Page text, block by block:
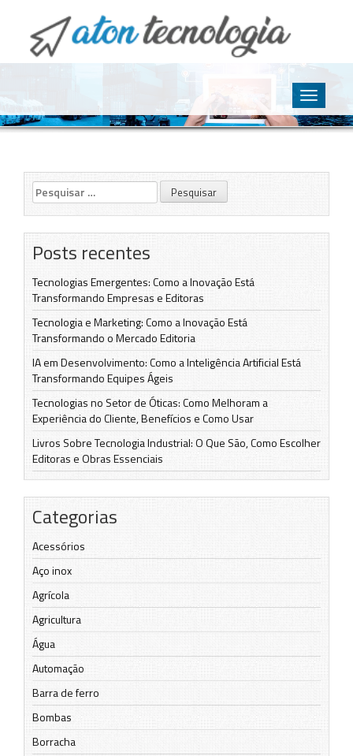
O point da Tecnologia
Toggle
Pesquisar
por:
Posts recentes
Tecnologias Emergentes: Como a Inovação Está
Transformando Empresas e Editoras
Tecnologia e Marketing: Como a Inovação Está
Transformando o Mercado Editoria
IA em Desenvolvimento: Como a Inteligência Artificial Está
Transformando Equipes Ágeis
Tecnologias no Setor de Óticas: Como Melhoram a
Experiência do Cliente, Benefícios e Como Usar
Livros Sobre Tecnologia Industrial: O Que São, Como Escolher
Editoras e Obras Essenciais
Categorias
Acessórios
Aço inox
Agrícola
Agricultura
Água
Automação
Barra de ferro
Bombas
Borracha